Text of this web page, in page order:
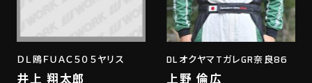
ＤＬ鴎ＦＵＡＣ５０５ヤリス
井上 翔太郎
DLオクヤマTガレGR奈良86
上野 倫広